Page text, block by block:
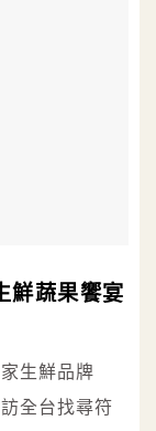
鮮蔬果饗宴
生鮮品牌
全台找尋符